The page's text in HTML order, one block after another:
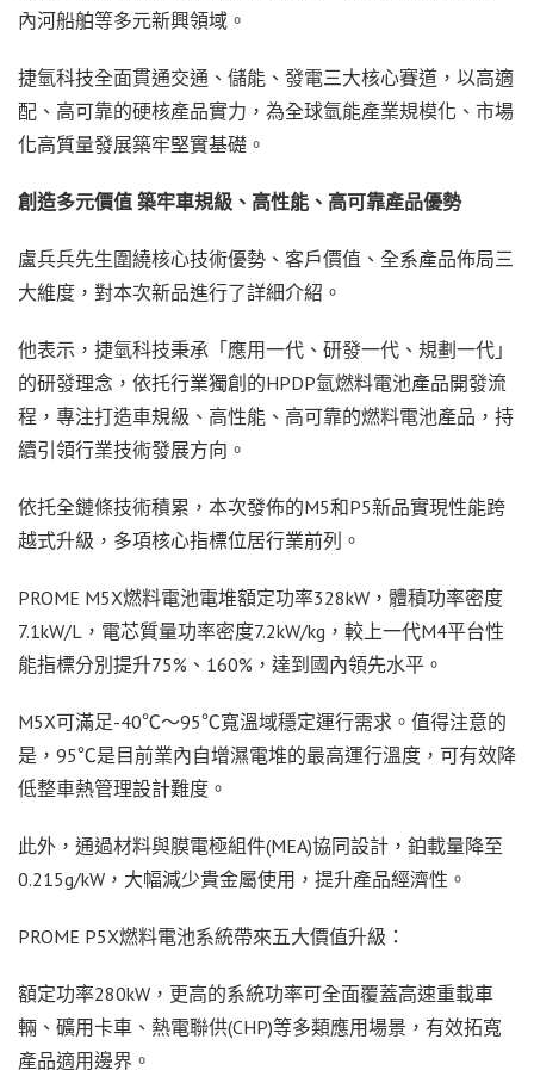
內河船舶等多元新興領域。
捷氫科技全面貫通交通、儲能、發電三大核心賽道，以高適
配、高可靠的硬核產品實力，為全球氫能產業規模化、市場
化高質量發展築牢堅實基礎。
創造多元價值 築牢車規級、高性能、高可靠產品優勢
盧兵兵先生圍繞核心技術優勢、客戶價值、全系產品佈局三
大維度，對本次新品進行了詳細介紹。
他表示，捷氫科技秉承「應用一代、研發一代、規劃一代」
的研發理念，依托行業獨創的HPDP氫燃料電池產品開發流
程，專注打造車規級、高性能、高可靠的燃料電池產品，持
續引領行業技術發展方向。
依托全鏈條技術積累，本次發佈的M5和P5新品實現性能跨
越式升級，多項核心指標位居行業前列。
PROME M5X燃料電池電堆額定功率328kW，體積功率密度
7.1kW/L，電芯質量功率密度7.2kW/kg，較上一代M4平台性
能指標分別提升75%、160%，達到國內領先水平。
M5X可滿足-40℃～95℃寬溫域穩定運行需求。值得注意的
是，95℃是目前業內自增濕電堆的最高運行溫度，可有效降
低整車熱管理設計難度。
此外，通過材料與膜電極組件(MEA)協同設計，鉑載量降至
0.215g/kW，大幅減少貴金屬使用，提升產品經濟性。
PROME P5X燃料電池系統帶來五大價值升級：
額定功率280kW，更高的系統功率可全面覆蓋高速重載車
輛、礦用卡車、熱電聯供(CHP)等多類應用場景，有效拓寬
產品適用邊界。